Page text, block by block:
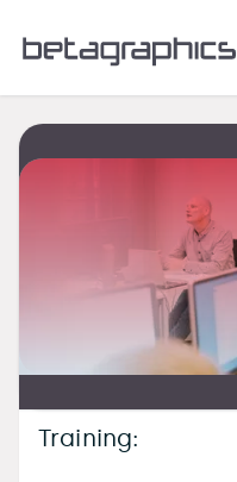
Training: